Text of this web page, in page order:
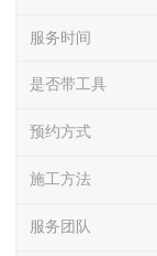
服务时间
是否带工具
预约方式
施工方法
服务团队